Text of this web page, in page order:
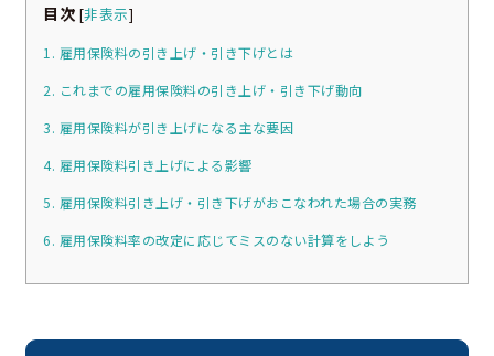
目次 [非表示]
1. 雇用保険料の引き上げ・引き下げとは
2. これまでの雇用保険料の引き上げ・引き下げ動向
3. 雇用保険料が引き上げになる主な要因
4. 雇用保険料引き上げによる影響
5. 雇用保険料引き上げ・引き下げがおこなわれた場合の実務
6. 雇用保険料率の改定に応じてミスのない計算をしよう